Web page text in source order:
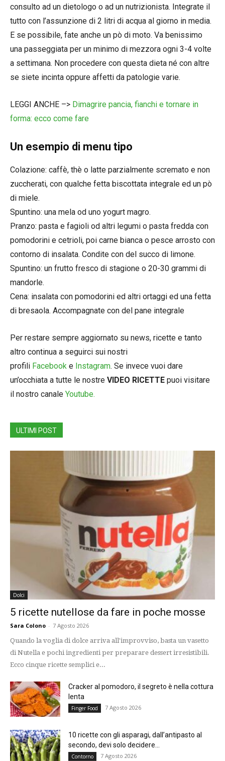
consulto ad un dietologo o ad un nutrizionista. Integrate il
tutto con l’assunzione di 2 litri di acqua al giorno in media.
E se possibile, fate anche un pò di moto. Va benissimo
una passeggiata per un minimo di mezzora ogni 3-4 volte
a settimana. Non procedere con questa dieta né con altre
se siete incinta oppure affetti da patologie varie.
LEGGI ANCHE –> Dimagrire pancia, fianchi e tornare in
forma: ecco come fare
Un esempio di menu tipo
Colazione: caffè, thè o latte parzialmente scremato e non
zuccherati, con qualche fetta biscottata integrale ed un pò
di miele.
Spuntino: una mela od uno yogurt magro.
Pranzo: pasta e fagioli od altri legumi o pasta fredda con
pomodorini e cetrioli, poi carne bianca o pesce arrosto con
contorno di insalata. Condite con del succo di limone.
Spuntino: un frutto fresco di stagione o 20-30 grammi di
mandorle.
Cena: insalata con pomodorini ed altri ortaggi ed una fetta
di bresaola. Accompagnate con del pane integrale
Per restare sempre aggiornato su news, ricette e tanto
altro continua a seguirci sui nostri
profili Facebook e Instagram. Se invece vuoi dare
un’occhiata a tutte le nostre VIDEO RICETTE puoi visitare
il nostro canale Youtube.
ULTIMI POST
Dolci
5 ricette nutellose da fare in poche mosse
Sara Colono - 7 Agosto 2026
Quando la voglia di dolce arriva all'improvviso, basta un vasetto
di Nutella e pochi ingredienti per preparare dessert irresistibili.
Ecco cinque ricette semplici e...
Cracker al pomodoro, il segreto è nella cottura
lenta
Finger Food 7 Agosto 2026
10 ricette con gli asparagi, dall’antipasto al
secondo, devi solo decidere...
Contorno 7 Agosto 2026